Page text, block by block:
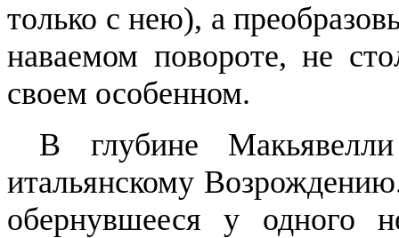
только с нею), а
наваемом повороте, не
сво­ем особенном.
В глубине Макьявелли
итальянскому
обернувшееся у одного